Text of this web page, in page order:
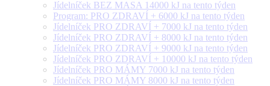
Jídelníček BEZ MASA 14000 kJ na tento týden
Program: PRO ZDRAVÍ + 6000 kJ na tento týden
Jídelníček PRO ZDRAVÍ + 7000 kJ na tento týden
Jídelníček PRO ZDRAVÍ + 8000 kJ na tento týden
Jídelníček PRO ZDRAVÍ + 9000 kJ na tento týden
Jídelníček PRO ZDRAVÍ + 10000 kJ na tento týden
Jídelníček PRO MÁMY 7000 kJ na tento týden
Jídelníček PRO MÁMY 8000 kJ na tento týden